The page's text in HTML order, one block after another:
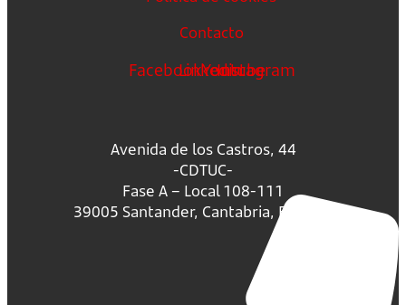
Contacto
FacebookLinkedin
Youtube
Instagram
Avenida de los Castros, 44
-CDTUC-
Fase A – Local 108-111
39005 Santander, Cantabria, España.